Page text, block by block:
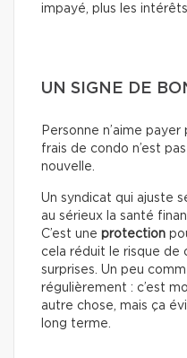
impayé, plus les
UN SIGNE DE
Personne n’aime payer
frais de condo n’est
nouvelle.
Un syndicat qui ajuste
au sérieux la santé
C’est une protection
cela réduit le risque de
surprises. Un peu
régulièrement : c’est
autre chose, mais ça
long terme.